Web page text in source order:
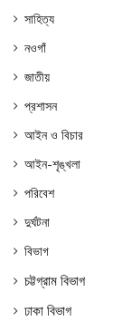
সাহিত্য
নওগাঁ
জাতীয়
প্রশাসন
আইন ও বিচার
আইন-শৃঙ্খলা
পরিবেশ
দুর্ঘটনা
বিভাগ
চট্টগ্রাম বিভাগ
ঢাকা বিভাগ